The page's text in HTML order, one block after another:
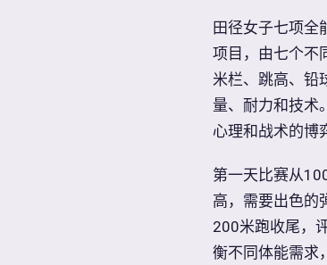
田径女子七项全
项目，由七个不
米栏、跳高、铅
量、耐力和技术
心理和战术的博
第一天比赛从
高，需要出色的
200米跑收尾，
衡不同体能需求